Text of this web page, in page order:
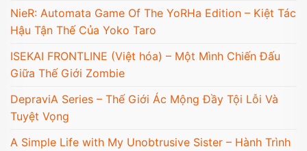
NieR: Automata Game Of The YoRHa Edition – Kiệt Tác
Hậu Tận Thế Của Yoko Taro
ISEKAI FRONTLINE (Việt hóa) – Một Mình Chiến Đấu
Giữa Thế Giới Zombie
DepraviA Series – Thế Giới Ác Mộng Đầy Tội Lỗi Và
Tuyệt Vọng
A Simple Life with My Unobtrusive Sister – Hành Trình